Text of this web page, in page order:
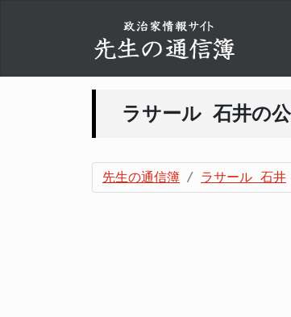
ラサール 石井の
先生の通信簿 ラサール 石井